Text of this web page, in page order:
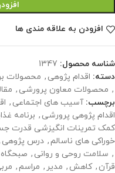
افزودن به علاقه مندی ها
شناسه محصول: 1347
دسته: اقدام پژوهی , محصولات
, محصولات معاون پرورشی ,
برچسب: آسیب های اجتماعی ,
اقدام پژوهی پرورشی , برنامه
کمک تمرینات انگیزشی قدرت
خوراکی های ناسالم, درس پژوهی
, سلامت روحی و روانی , صبحگاه
قرآن , کاهش , مدیر , مراسم,